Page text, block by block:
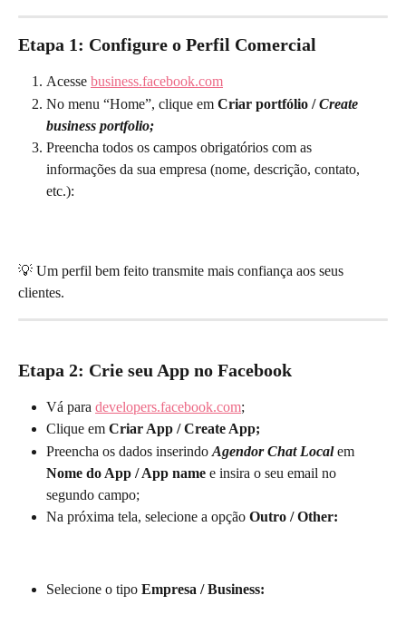
Etapa 1: Configure o Perfil Comercial
Acesse business.facebook.com
No menu “Home”, clique em Criar portfólio / Create
business portfolio;
Preencha todos os campos obrigatórios com as
informações da sua empresa (nome, descrição, contato,
etc.):
💡 Um perfil bem feito transmite mais confiança aos seus
clientes.
Etapa 2: Crie seu App no Facebook
Vá para developers.facebook.com;
Clique em Criar App / Create App;
Preencha os dados inserindo Agendor Chat Local em
Nome do App / App name e insira o seu email no
segundo campo;
Na próxima tela, selecione a opção Outro / Other:
Selecione o tipo Empresa / Business: